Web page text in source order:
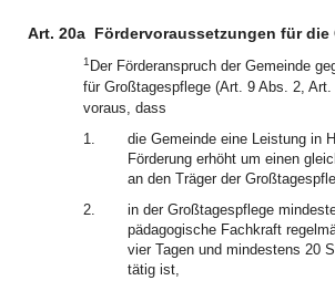
Art. 20a Fördervoraussetzungen für
1 Der Förderanspruch der Gemeinde
für Großtagespflege (Art. 9 Abs. 2,
voraus, dass
1.
die Gemeinde eine Leistung in
Förderung erhöht um einen
an den Träger der
2.
in der Großtagespflege
pädagogische Fachkraft
vier Tagen und mindestens 20
tätig ist,